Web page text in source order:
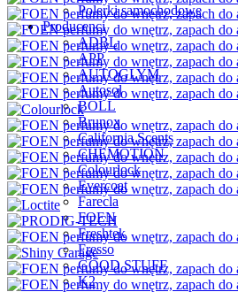
Polerki samochodowe
Producenci
ADBL
APP
AUTOGLYM
Autosol
BOLL
Brunox
California Scents
CHEMOTION
Colourlock
Evercoat
Farecla
FOEN
Freshtek
Fresso
GOOD STUFF
K2